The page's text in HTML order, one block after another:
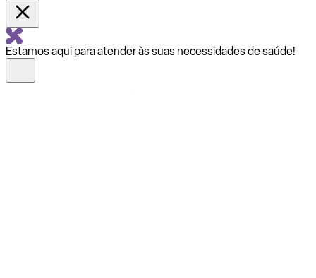
Estamos aqui para atender às suas necessidades de saúde!